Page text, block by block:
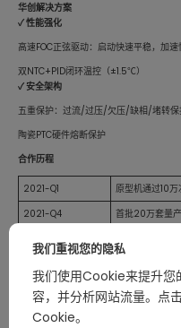
华创解决方案
✓性能强化
高速FOC正弦驱动：启动快速平稳，加速
双NTC+PID闭环温控（±1.5℃）
✓安全架构
五重保护：过流/过压/欠压/缺相/堵转保
陶瓷PTC硬件熔断保护
合作历程
2021-Q1
原型机通过10
2021-Q4
首批20万套量
2022至今
终端产品年销50
客户价值实现
极速性能突破
我们重视您的隐私
我们使用Cookie来提升您
容，并分析网站流量。点
Cookie。